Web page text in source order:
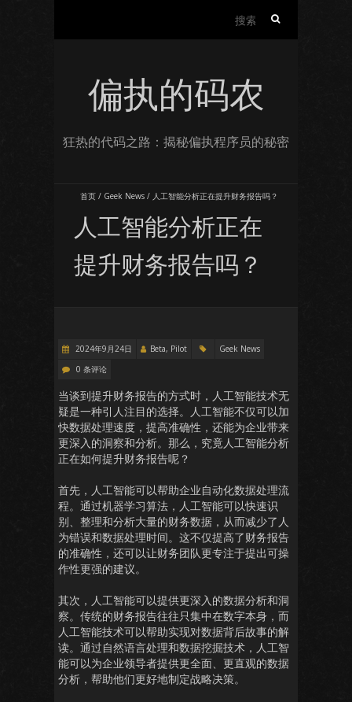
偏执的码农
狂热的代码之路：揭秘偏执程序员的秘密
首页 / Geek News / 人工智能分析正在提升财务报告吗？
人工智能分析正在
提升财务报告吗？
2024年9月24日 Beta, Pilot
Geek News
0 条评论
当谈到提升财务报告的方式时，人工智能技术无
疑是一种引人注目的选择。人工智能不仅可以加
快数据处理速度，提高准确性，还能为企业带来
更深入的洞察和分析。那么，究竟人工智能分析
正在如何提升财务报告呢？
首先，人工智能可以帮助企业自动化数据处理流
程。通过机器学习算法，人工智能可以快速识
别、整理和分析大量的财务数据，从而减少了人
为错误和数据处理时间。这不仅提高了财务报告
的准确性，还可以让财务团队更专注于提出可操
作性更强的建议。
其次，人工智能可以提供更深入的数据分析和洞
察。传统的财务报告往往只集中在数字本身，而
人工智能技术可以帮助实现对数据背后故事的解
读。通过自然语言处理和数据挖掘技术，人工智
能可以为企业领导者提供更全面、更直观的数据
分析，帮助他们更好地制定战略决策。